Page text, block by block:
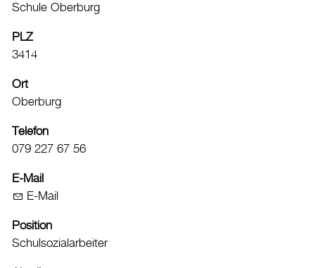
Jobs & Karriere
Politik
Aktuelles
Burgdorf baut
Home
Öffnungszeiten & Kontakt
Veranstaltungskalender
Stadtplan
Schule Oberburg
PLZ
3414
Ort
Oberburg
Telefon
079 227 67 56
E-Mail
E-Mail
Position
Schulsozialarbeiter